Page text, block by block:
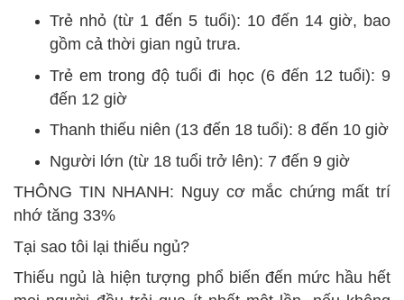
Trẻ nhỏ (từ 1 đến 5 tuổi): 10 đến 14 giờ, bao
gồm cả thời gian ngủ trưa.
Trẻ em trong độ tuổi đi học (6 đến 12 tuổi): 9
đến 12 giờ
Thanh thiếu niên (13 đến 18 tuổi): 8 đến 10 giờ
Người lớn (từ 18 tuổi trở lên): 7 đến 9 giờ
THÔNG TIN NHANH: Nguy cơ mắc chứng mất trí
nhớ tăng 33%
Tại sao tôi lại thiếu ngủ?
Thiếu ngủ là hiện tượng phổ biến đến mức hầu hết